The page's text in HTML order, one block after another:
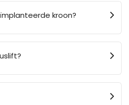
kroon?